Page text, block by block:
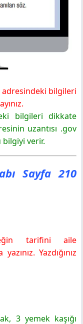
bilgileri
bilgileri dikkate
uzantısı .gov
verir.
Sayfa 210
tarifini aile
Yazdığınız
3 yemek kaşığı